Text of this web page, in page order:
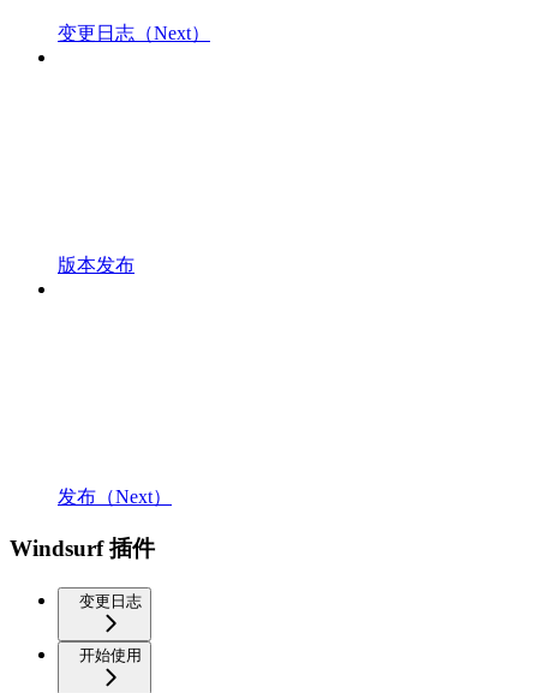
变更日志（Next）
版本发布
发布（Next）
Windsurf 插件
变更日志
开始使用